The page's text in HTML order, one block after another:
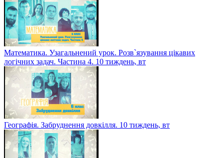
Англійська мова. Харчування. Урок 7. 10 тиждень, ср
Математика. Узагальнений урок. Розв`язування цікавих
логічних задач. Частина 4. 10 тиждень, вт